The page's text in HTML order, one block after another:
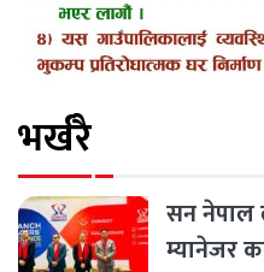
भर्खरै
सन नेपाल
म्यानेजर